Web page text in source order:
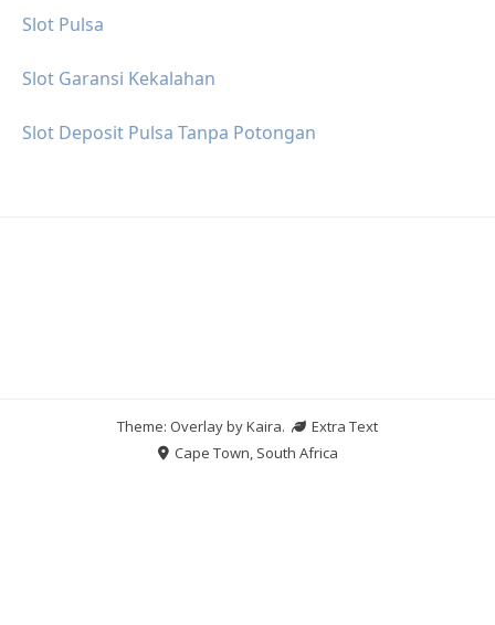
Slot Pulsa
Slot Garansi Kekalahan
Slot Deposit Pulsa Tanpa Potongan
Theme: Overlay byKaira.
Extra Text
Cape Town, South Africa